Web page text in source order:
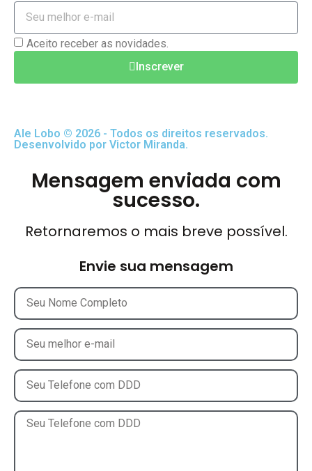
Aceito receber as novidades.
Inscrever
Ale Lobo © 2026 - Todos os direitos reservados.
Desenvolvido por Victor Miranda.
Mensagem enviada com
sucesso.
Retornaremos o mais breve possível.
Envie sua mensagem